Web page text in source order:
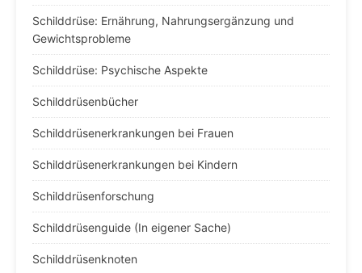
Schilddrüse: Ernährung, Nahrungsergänzung und
Gewichtsprobleme
Schilddrüse: Psychische Aspekte
Schilddrüsenbücher
Schilddrüsenerkrankungen bei Frauen
Schilddrüsenerkrankungen bei Kindern
Schilddrüsenforschung
Schilddrüsenguide (In eigener Sache)
Schilddrüsenknoten